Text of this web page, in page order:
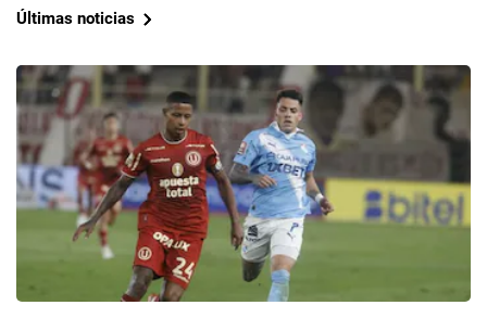
Últimas noticias